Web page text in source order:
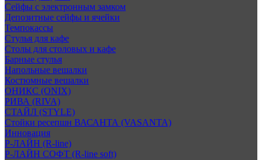
Сейфы с электронным замком
Депозитные сейфы и ячейки
Темпокассы
Стулья для кафе
Столы для столовых и кафе
Барные стулья
Напольные вешалки
Костюмные вешалки
ОНИКС (ONIX)
РИВА (RIVA)
СТАЙЛ (STYLE)
Стойки ресепшн ВАСАНТА (VASANTA)
Инновация
Р-ЛАЙН (R-line)
Р-ЛАЙН СОФТ (R-line soft)